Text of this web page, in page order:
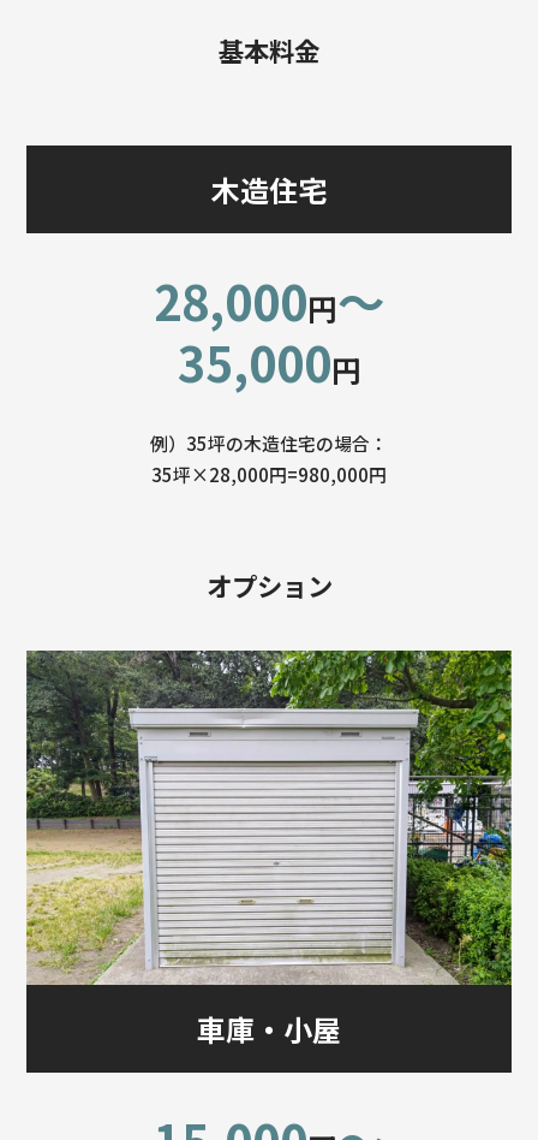
基本料金
木造住宅
28,000円〜
35,000円
例）35坪の木造住宅の場合：
35坪×28,000円=980,000円
オプション
車庫・小屋